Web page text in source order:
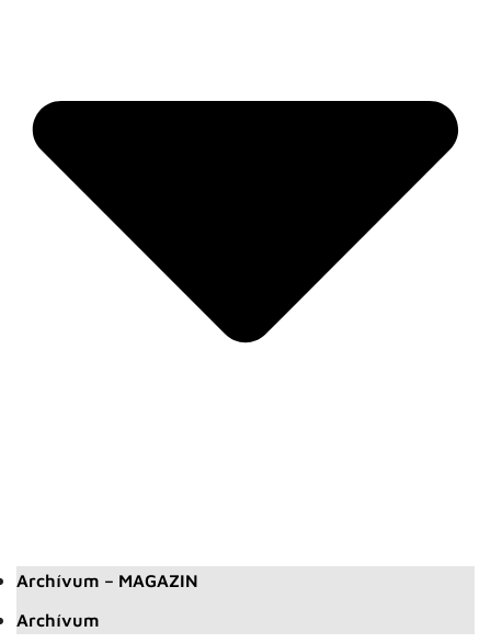
Archívum – MAGAZIN
Archívum